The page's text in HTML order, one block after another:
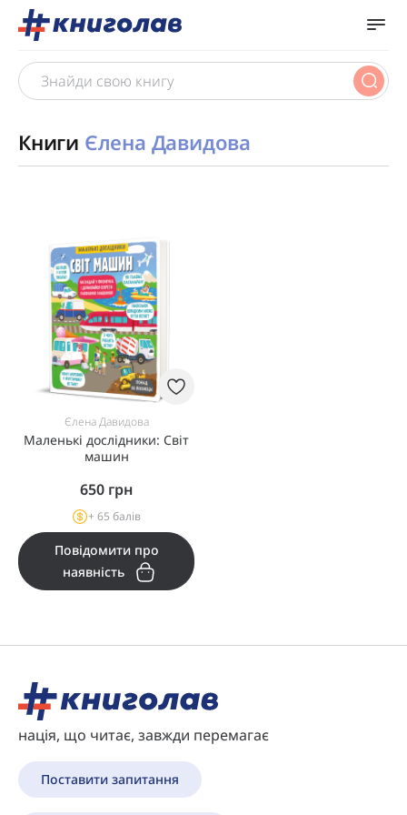
Книги Єлена Давидова
Єлена Давидова
Маленькі дослідники: Світ
машин
650 грн
+ 65 балів
Повідомити про
наявність
нація, що читає, завжди перемагає
Поставити запитання